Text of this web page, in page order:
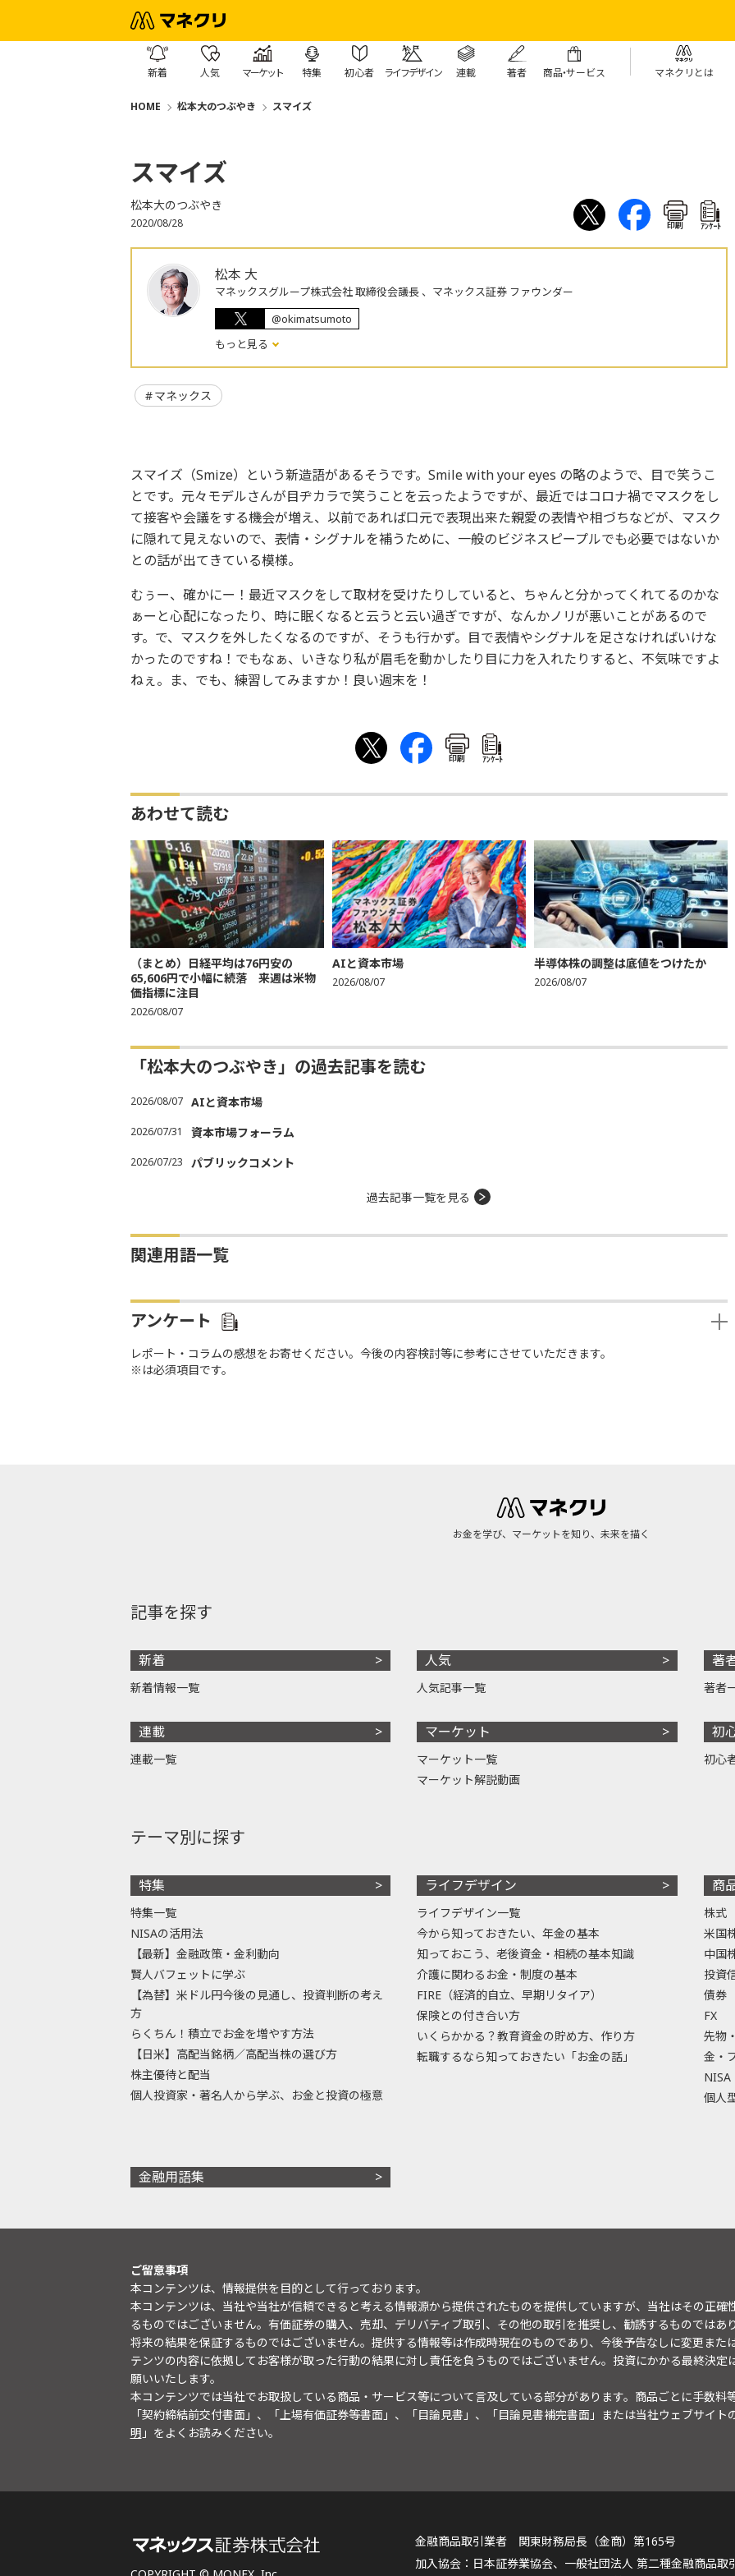
新着 人気 マーケット 特集 初心者 ライフデザイン 連載 著者 商品・サービス マネクリとは
HOME 松本大のつぶやき スマイズ
スマイズ
松本大のつぶやき
2020/08/28 印刷 ｱﾝｹｰﾄ
松本 大
マネックスグループ株式会社 取締役会議長 、マネックス証券 ファウンダー
@okimatsumoto
もっと見る
マネックス
スマイズ（Smize）という新造語があるそうです。Smile with your eyes の略のようで、目で笑うこ
とです。元々モデルさんが目ヂカラで笑うことを云ったようですが、最近ではコロナ禍でマスクをし
て接客や会議をする機会が増え、以前であれば口元で表現出来た親愛の表情や相づちなどが、マスク
に隠れて見えないので、表情・シグナルを補うために、一般のビジネスピープルでも必要ではないか
との話が出てきている模様。
むぅー、確かにー！最近マスクをして取材を受けたりしていると、ちゃんと分かってくれてるのかな
ぁーと心配になったり、時に眠くなると云うと云い過ぎですが、なんかノリが悪いことがあるので
す。で、マスクを外したくなるのですが、そうも行かず。目で表情やシグナルを足さなければいけな
かったのですね！でもなぁ、いきなり私が眉毛を動かしたり目に力を入れたりすると、不気味ですよ
ねぇ。ま、でも、練習してみますか！良い週末を！
印刷 ｱﾝｹｰﾄ
あわせて読む
（まとめ）日経平均は76円安の
65,606円で小幅に続落 来週は米物
価指標に注目
2026/08/07
AIと資本市場
2026/08/07
半導体株の調整は底値をつけたか
2026/08/07
「松本大のつぶやき」の過去記事を読む
2026/08/07 AIと資本市場
2026/07/31 資本市場フォーラム
2026/07/23 パブリックコメント
過去記事一覧を見る
関連用語一覧
アンケート
レポート・コラムの感想をお寄せください。今後の内容検討等に参考にさせていただきます。
※は必須項目です。
お金を学び、マーケットを知り、未来を描く
記事を探す
新着
新着情報一覧
連載
連載一覧
人気
人気記事一覧
マーケット
マーケット一覧
マーケット解説動画
著
著者
初
初心
テーマ別に探す
特集
特集一覧
NISAの活用法
【最新】金融政策・金利動向
賢人バフェットに学ぶ
【為替】米ドル円今後の見通し、投資判断の考え
方
らくちん！積立でお金を増やす方法
【日米】高配当銘柄／高配当株の選び方
株主優待と配当
個人投資家・著名人から学ぶ、お金と投資の極意
ライフデザイン
ライフデザイン一覧
今から知っておきたい、年金の基本
知っておこう、老後資金・相続の基本知識
介護に関わるお金・制度の基本
FIRE（経済的自立、早期リタイア）
保険との付き合い方
いくらかかる？教育資金の貯め方、作り方
転職するなら知っておきたい「お金の話」
商
株式
米国
中国
投資
債券
FX
先物
金・
NISA
個人
金融用語集
ご留意事項
本コンテンツは、情報提供を目的として行っております。
本コンテンツは、当社や当社が信頼できると考える情報源から提供されたものを提供していますが、当社はその正
るものではございません。有価証券の購入、売却、デリバティブ取引、その他の取引を推奨し、勧誘するものではあ
将来の結果を保証するものではございません。提供する情報等は作成時現在のものであり、今後予告なしに変更また
テンツの内容に依拠してお客様が取った行動の結果に対し責任を負うものではございません。投資にかかる最終決
願いいたします。
本コンテンツでは当社でお取扱している商品・サービス等について言及している部分があります。商品ごとに手数料
「契約締結前交付書面」、「上場有価証券等書面」、「目論見書」、「目論見書補完書面」または当社ウェブサイト
明 」をよくお読みください。
金融商品取引業者 関東財務局長（金商）第165号
日本証券業協会、一般社団法人 第二種金融商品取